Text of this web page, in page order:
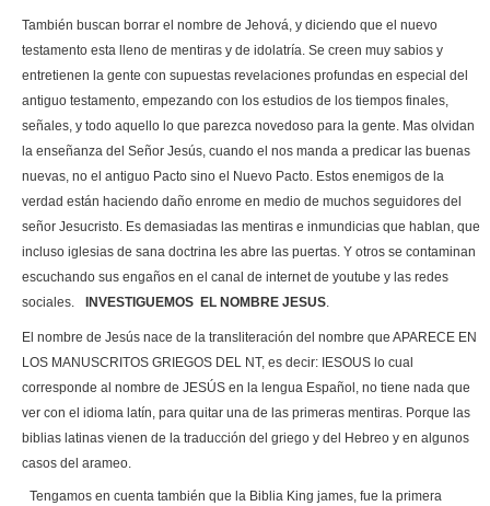
También buscan borrar el nombre de Jehová, y diciendo que el nuevo
testamento esta lleno de mentiras y de idolatría. Se creen muy sabios y
entretienen la gente con supuestas revelaciones profundas en especial del
antiguo testamento, empezando con los estudios de los tiempos finales,
señales, y todo aquello lo que parezca novedoso para la gente. Mas olvidan
la enseñanza del Señor Jesús, cuando el nos manda a predicar las buenas
nuevas, no el antiguo Pacto sino el Nuevo Pacto. Estos enemigos de la
verdad están haciendo daño enrome en medio de muchos seguidores del
señor Jesucristo. Es demasiadas las mentiras e inmundicias que hablan, que
incluso iglesias de sana doctrina les abre las puertas. Y otros se contaminan
escuchando sus engaños en el canal de internet de youtube y las redes
sociales.
INVESTIGUEMOS EL NOMBRE JESUS.
El nombre de Jesús nace de la transliteración del nombre que APARECE EN
LOS MANUSCRITOS GRIEGOS DEL NT, es decir: IESOUS lo cual
corresponde al nombre de JESÚS en la lengua Español, no tiene nada que
ver con el idioma latín, para quitar una de las primeras mentiras. Porque las
biblias latinas vienen de la traducción del griego y del Hebreo y en algunos
casos del arameo.
Tengamos en cuenta también que la Biblia King james, fue la primera